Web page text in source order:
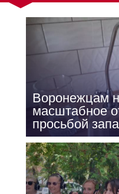
Воронежцам
масштабное
просьбой